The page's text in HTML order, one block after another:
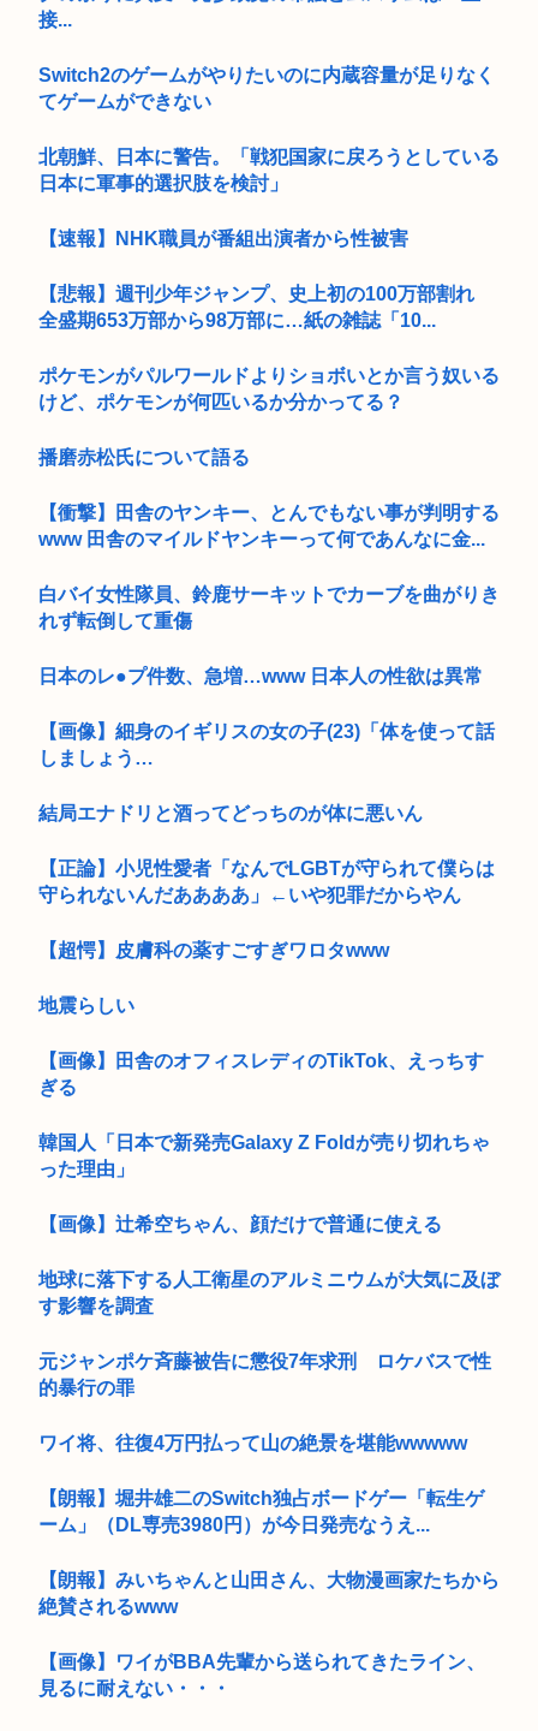
接...
Switch2のゲームがやりたいのに内蔵容量が足りなく
てゲームができない
北朝鮮、日本に警告。「戦犯国家に戻ろうとしている
日本に軍事的選択肢を検討」
【速報】NHK職員が番組出演者から性被害
【悲報】週刊少年ジャンプ、史上初の100万部割れ
全盛期653万部から98万部に…紙の雑誌「10...
ポケモンがパルワールドよりショボいとか言う奴いる
けど、ポケモンが何匹いるか分かってる？
播磨赤松氏について語る
【衝撃】田舎のヤンキー、とんでもない事が判明する
www 田舎のマイルドヤンキーって何であんなに金...
白バイ女性隊員、鈴鹿サーキットでカーブを曲がりき
れず転倒して重傷
日本のレ●プ件数、急増…www 日本人の性欲は異常
【画像】細身のイギリスの女の子(23)「体を使って話
しましょう…
結局エナドリと酒ってどっちのが体に悪いん
【正論】小児性愛者「なんでLGBTが守られて僕らは
守られないんだああああ」←いや犯罪だからやん
【超愕】皮膚科の薬すごすぎワロタwww
地震らしい
【画像】田舎のオフィスレディのTikTok、えっちす
ぎる
韓国人「日本で新発売Galaxy Z Foldが売り切れちゃ
った理由」
【画像】辻希空ちゃん、顔だけで普通に使える
地球に落下する人工衛星のアルミニウムが大気に及ぼ
す影響を調査
元ジャンポケ斉藤被告に懲役7年求刑 ロケバスで性
的暴行の罪
ワイ将、往復4万円払って山の絶景を堪能wwwww
【朗報】堀井雄二のSwitch独占ボードゲー「転生ゲ
ーム」（DL専売3980円）が今日発売なうえ...
【朗報】みいちゃんと山田さん、大物漫画家たちから
絶賛されるwww
【画像】ワイがBBA先輩から送られてきたライン、
見るに耐えない・・・